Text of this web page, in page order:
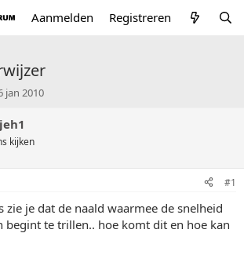
Aanmelden Registreren
jan 2010
kijken
#1
zie je dat de naald waarmee de snelheid
begint te trillen.. hoe komt dit en hoe kan